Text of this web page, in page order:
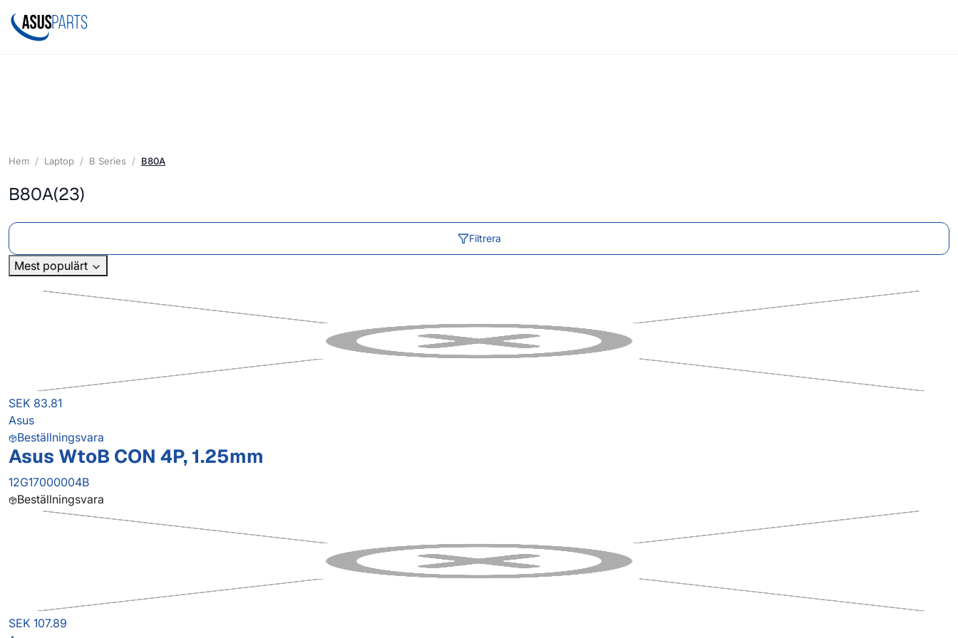
Hem Laptop B Series B80A
B80A(23)
Filtrera
Mest populärt
SEK 83.81
Asus
Beställningsvara
Asus WtoB CON 4P, 1.25mm
12G17000004B
Beställningsvara
SEK 107.89